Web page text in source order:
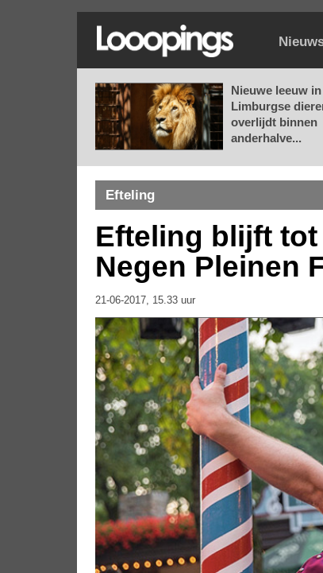
Nieuwe leeuw in
Limburgse
overlijdt binnen
anderhalve...
Efteling
Efteling blijft
Negen Pleinen
21-06-2017, 15.33 uur